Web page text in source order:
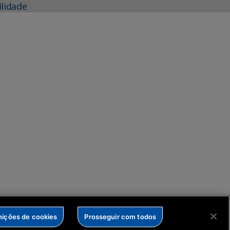
de cookies Prosseguir com todos